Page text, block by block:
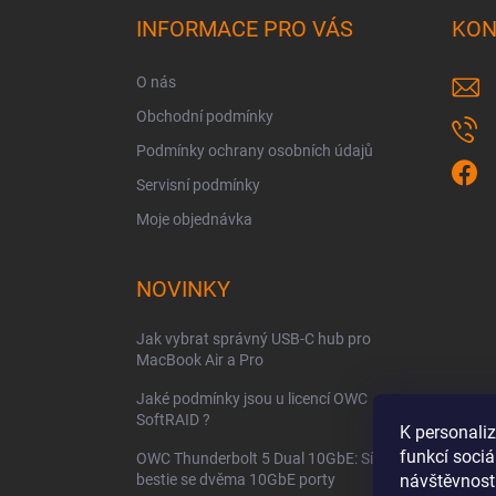
K
funkcí
INFORMACE PRO VÁS
O nás
Obchodní podmínky
Podmínky ochrany osobních údajů
Servisní podmínky
Moje objednávka
NOVINKY
Jak vybrat správný USB-C hub pro
MacBook Air a Pro
Jaké podmínky jsou u licencí OWC
SoftRAID ?
OWC Thunderbolt 5 Dual 10GbE: Síťová
bestie se dvěma 10GbE porty